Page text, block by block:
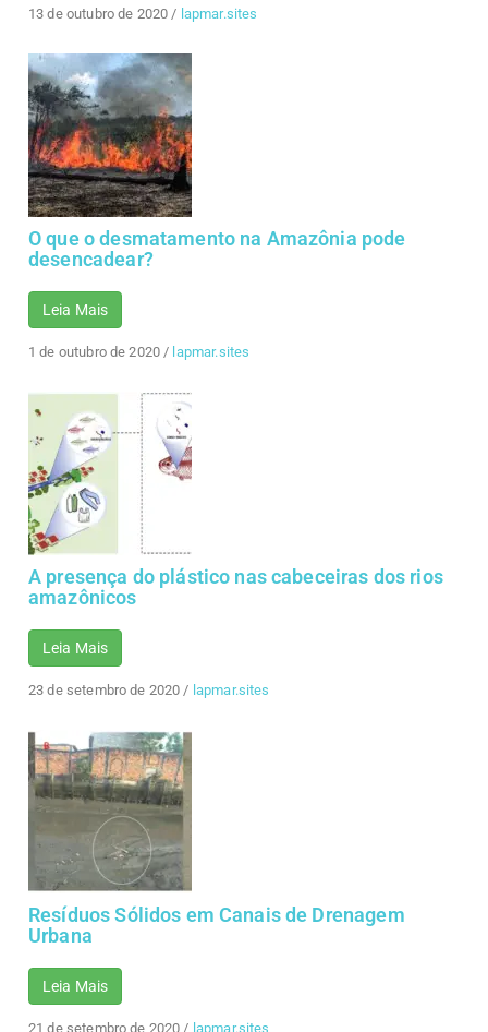
13 de outubro de 2020 / lapmar.sites
O que o desmatamento na Amazônia pode
desencadear?
Leia Mais
1 de outubro de 2020 / lapmar.sites
A presença do plástico nas cabeceiras dos rios
amazônicos
Leia Mais
23 de setembro de 2020 / lapmar.sites
Resíduos Sólidos em Canais de Drenagem
Urbana
Leia Mais
21 de setembro de 2020 / lapmar.sites